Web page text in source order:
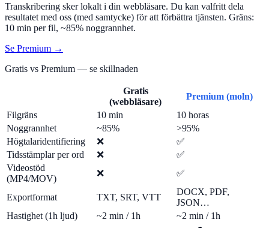
Transkribering sker lokalt i din webbläsare. Du kan valfritt dela
resultatet med oss (med samtycke) för att förbättra tjänsten. Gräns:
10 min per fil, ~85% noggrannhet.
Se Premium →
Gratis vs Premium — se skillnaden
Gratis
(webbläsare)
Premium (moln)
Filgräns
10 min
10 horas
Noggrannhet
~85%
>95%
Högtalaridentifiering
❌
✅
Tidsstämplar per ord
❌
✅
Videostöd
(MP4/MOV)
❌ ✅
Exportformat TXT, SRT, VTT
DOCX, PDF,
JSON…
Hastighet (1h ljud)
~2 min / 1h
~2 min / 1h